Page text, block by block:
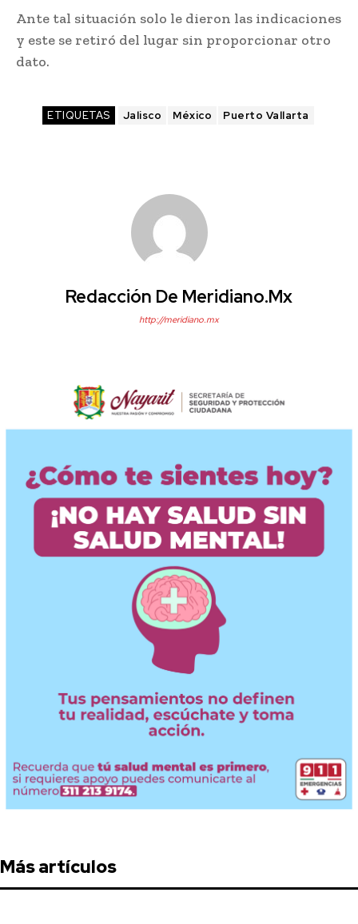
Ante tal situación solo le dieron las indicaciones
y este se retiró del lugar sin proporcionar otro
dato.
ETIQUETAS Jalisco México Puerto Vallarta
Redacción De Meridiano.mx
http://meridiano.mx
Más artículos